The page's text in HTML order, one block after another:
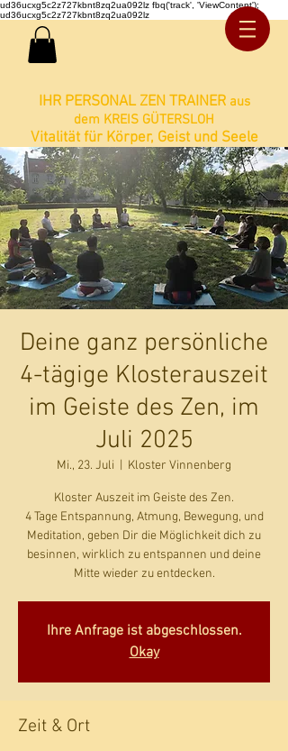
ud36ucxg5c2z727kbnt8zq2ua092lz fbq('track', 'ViewContent');
ud36ucxg5c2z727kbnt8zq2ua092lz
IHR PERSONAL ZEN TRAINER aus
dem KREIS GÜTERSLOH
Vitalität für Körper, Geist und Seele
Deine ganz persönliche
4-tägige Klosterauszeit
im Geiste des Zen, im
Juli 2025
Mi., 23. Juli Kloster Vinnenberg
Kloster Auszeit im Geiste des Zen.
4 Tage Entspannung, Atmung, Bewegung, und
Meditation, geben Dir die Möglichkeit dich zu
besinnen, wirklich zu entspannen und deine
Mitte wieder zu entdecken.
Ihre Anfrage ist abgeschlossen.
Okay
Zeit & Ort